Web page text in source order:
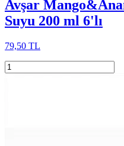
Avşar
Suyu 200 ml 6'lı
79,50 TL